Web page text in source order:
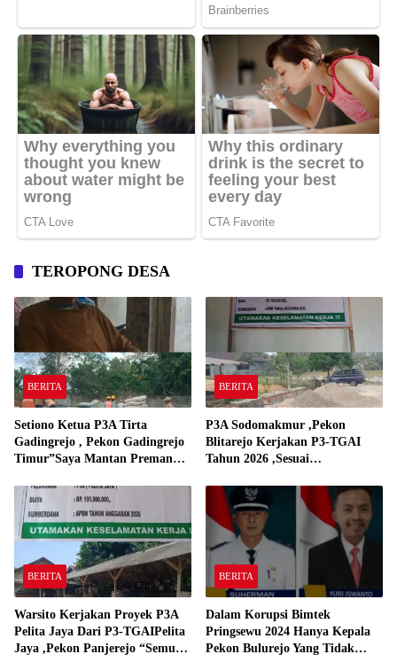
TEROPONG DESA
BERITA
Setiono Ketua P3A Tirta
Gadingrejo , Pekon Gadingrejo
Timur”Saya Mantan Preman
Gadingrejo Tahun 2000″
BERITA
P3A Sodomakmur ,Pekon
Blitarejo Kerjakan P3-TGAI
Tahun 2026 ,Sesuai
BERITA
Warsito Kerjakan Proyek P3A
Pelita Jaya Dari P3-TGAIPelita
Jaya ,Pekon Panjerejo “Semua
BERITA
Dalam Korupsi Bimtek
Pringsewu 2024 Hanya Kepala
Pekon Bulurejo Yang Tidak